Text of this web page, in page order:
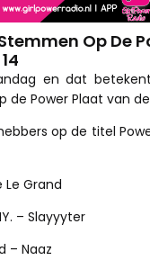
Op De
en dat
Power Plaat van
op de titel
Le Grand
– Slayyyter
– Naaz